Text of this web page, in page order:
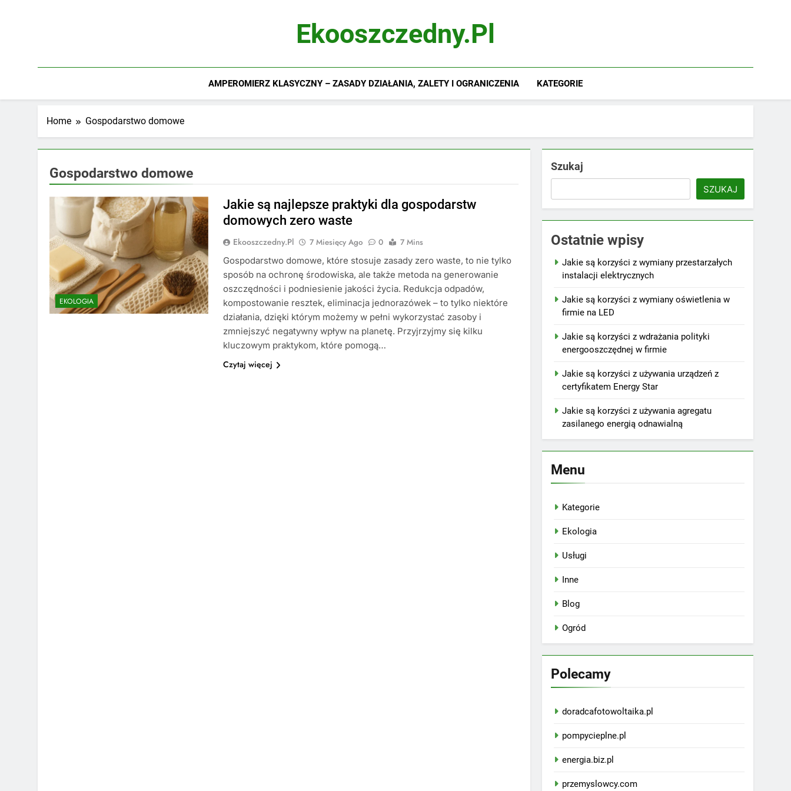
Ekooszczedny.pl
AMPEROMIERZ KLASYCZNY – ZASADY DZIAŁANIA, ZALETY I OGRANICZENIA KATEGORIE
Home Gospodarstwo domowe
Gospodarstwo domowe
EKOLOGIA
Jakie są najlepsze praktyki dla gospodarstw
domowych zero waste
Ekooszczedny.pl 7 Miesięcy Ago 0
7 Mins
Gospodarstwo domowe, które stosuje zasady zero waste, to nie tylko
sposób na ochronę środowiska, ale także metoda na generowanie
oszczędności i podniesienie jakości życia. Redukcja odpadów,
kompostowanie resztek, eliminacja jednorazówek – to tylko niektóre
działania, dzięki którym możemy w pełni wykorzystać zasoby i
zmniejszyć negatywny wpływ na planetę. Przyjrzyjmy się kilku
kluczowym praktykom, które pomogą…
Czytaj więcej
Szukaj
SZUKAJ
Ostatnie wpisy
Jakie są korzyści z wymiany przestarzałych
instalacji elektrycznych
Jakie są korzyści z wymiany oświetlenia w
firmie na LED
Jakie są korzyści z wdrażania polityki
energooszczędnej w firmie
Jakie są korzyści z używania urządzeń z
certyfikatem Energy Star
Jakie są korzyści z używania agregatu
zasilanego energią odnawialną
Menu
Kategorie
Ekologia
Usługi
Inne
Blog
Ogród
Polecamy
doradcafotowoltaika.pl
pompycieplne.pl
energia.biz.pl
przemyslowcy.com